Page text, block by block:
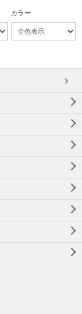
カラー